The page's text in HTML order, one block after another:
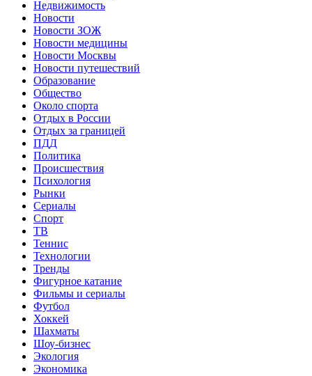
Недвижимость
Новости
Новости ЗОЖ
Новости медицины
Новости Москвы
Новости путешествий
Образование
Общество
Около спорта
Отдых в России
Отдых за границей
ПДД
Политика
Происшествия
Психология
Рынки
Сериалы
Спорт
ТВ
Теннис
Технологии
Тренды
Фигурное катание
Фильмы и сериалы
Футбол
Хоккей
Шахматы
Шоу-бизнес
Экология
Экономика